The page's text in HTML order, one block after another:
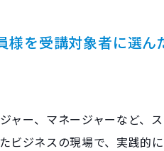
を受講対象者に選
ャー、マネージャーなど、
ジネスの現場で、実践的